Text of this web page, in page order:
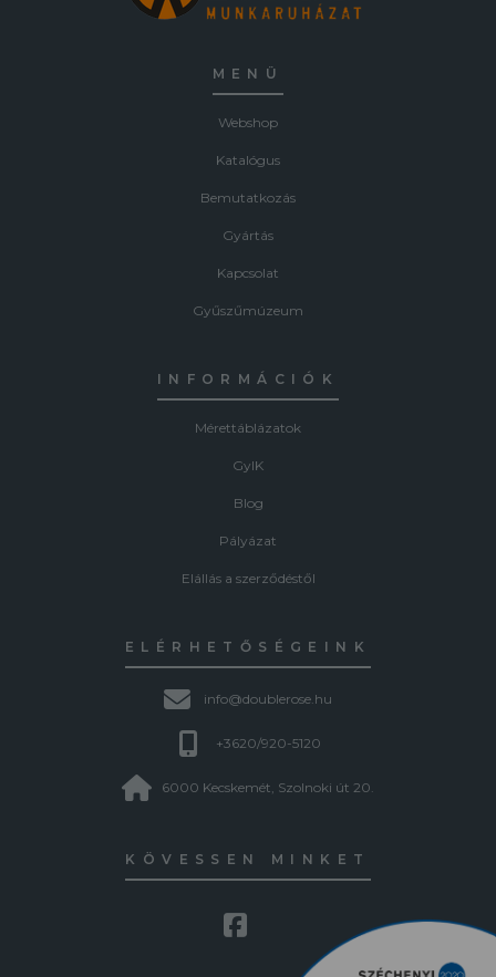
MENÜ
Webshop
Katalógus
Bemutatkozás
Gyártás
Kapcsolat
Gyűszűmúzeum
INFORMÁCIÓK
Mérettáblázatok
GyIK
Blog
Pályázat
Elállás a szerződéstől
ELÉRHETŐSÉGEINK
info@doublerose.hu
+3620/920-5120
6000 Kecskemét, Szolnoki út 20.
KÖVESSEN MINKET